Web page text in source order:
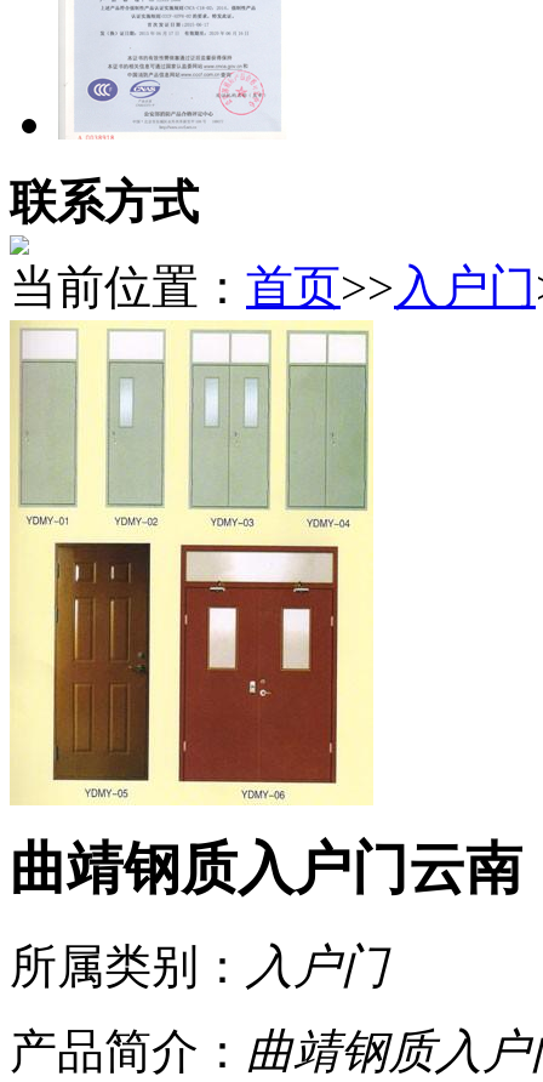
联系方式
当前位置： 首页>>入户门
曲靖钢质入户门云南
所属类别： 入户门
产品简介： 曲靖钢质入